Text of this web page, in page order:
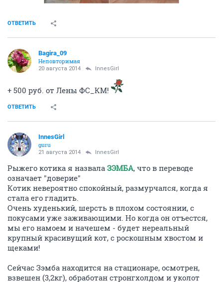
ОТВЕТИТЬ
Bagira_09
Неповторимая
20 августа 2014 InnesGirl
+ 500 руб. от Лены ФС_КМ!
ОТВЕТИТЬ
InnesGirl
guru
21 августа 2014 InnesGirl
Рыжего котика я назвала ЗЭМБА, что в переводе
означает "доверие"
Котик невероятно спокойный, размурчался, когда я
стала его гладить.
Очень худенький, шерсть в плохом состоянии, с
покусами уже заживающими. Но когда он отъестся,
мы его намоем и начешем - будет нереальный
крупный красивущий кот, с роскошным хвостом и
щеками!
Сейчас Зэмба находится на стационаре, осмотрен,
взвешен (3,2кг), обработан стронгхолдом и уколот